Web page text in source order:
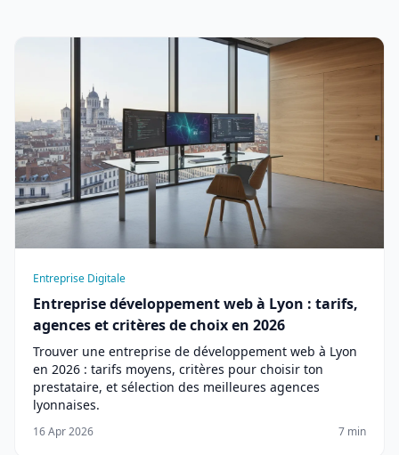
Entreprise Digitale
Entreprise développement web à Lyon : tarifs,
agences et critères de choix en 2026
Trouver une entreprise de développement web à Lyon
en 2026 : tarifs moyens, critères pour choisir ton
prestataire, et sélection des meilleures agences
lyonnaises.
16 Apr 2026 7 min